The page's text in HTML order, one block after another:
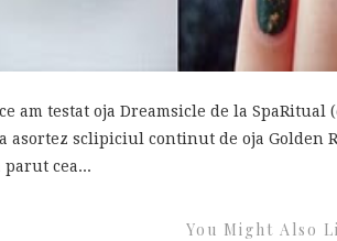
am testat oja Dreamsicle de la
asortez sclipiciul continut de oja Golden
parut cea...
You Might Also